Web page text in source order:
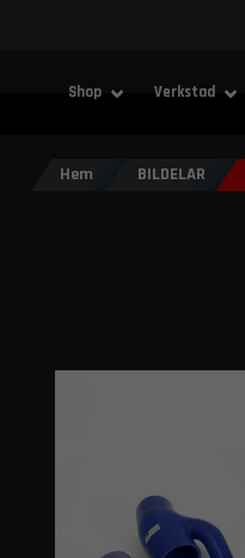
Shop Verkstad
Hem BILDELAR